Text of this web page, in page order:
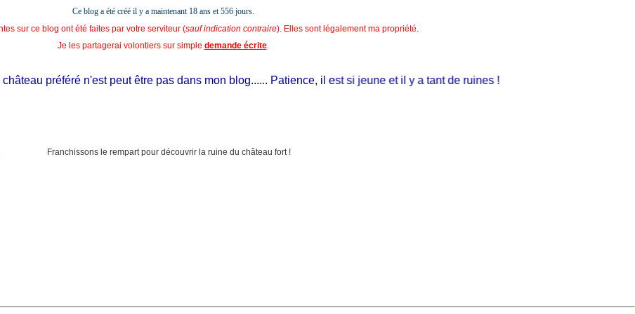
Ce blog a été créé il y a maintenant 18 ans et556 jours.
sur ce blog ont été faites par votre serviteur (sauf indication contraire). Elles sont légalement ma propriété.
Je les partagerai volontiers sur simple demande écrite.
préféré n'est peut être pas dans mon blog...... Patience, il est si jeune et il y a tant de ruines !